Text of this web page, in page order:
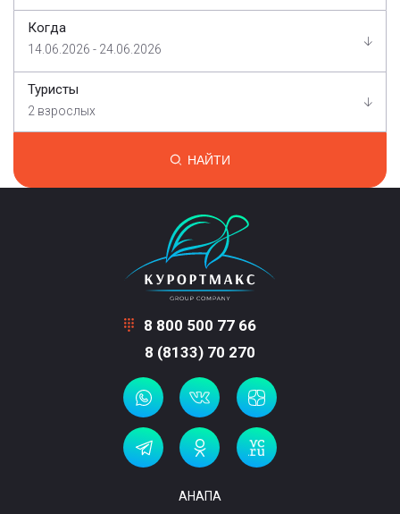
Когда
14.06.2026 - 24.06.2026
Туристы
2 взрослых
НАЙТИ
8 800 500 77 66
8 (8133) 70 270
АНАПА